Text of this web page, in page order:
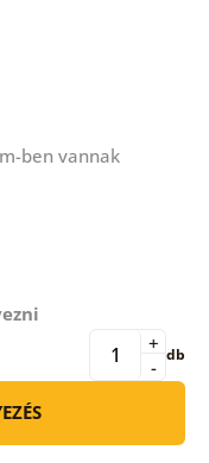
ben vannak
-
+ db